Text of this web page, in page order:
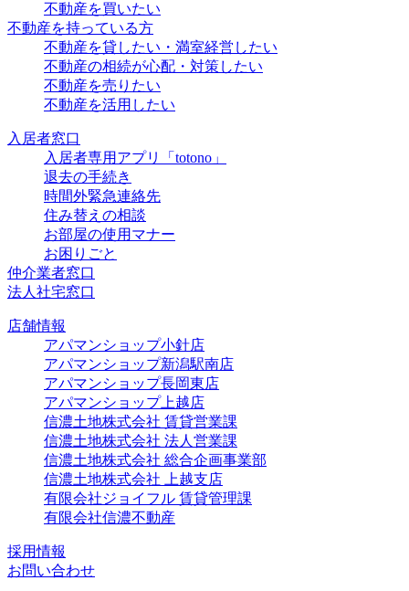
不動産を買いたい
不動産を持っている方
不動産を貸したい・満室経営したい
不動産の相続が心配・対策したい
不動産を売りたい
不動産を活用したい
入居者窓口
入居者専用アプリ「totono」
退去の手続き
時間外緊急連絡先
住み替えの相談
お部屋の使用マナー
お困りごと
仲介業者窓口
法人社宅窓口
店舗情報
アパマンショップ小針店
アパマンショップ新潟駅南店
アパマンショップ長岡東店
アパマンショップ上越店
信濃土地株式会社 賃貸営業課
信濃土地株式会社 法人営業課
信濃土地株式会社 総合企画事業部
信濃土地株式会社 上越支店
有限会社ジョイフル 賃貸管理課
有限会社信濃不動産
採用情報
お問い合わせ